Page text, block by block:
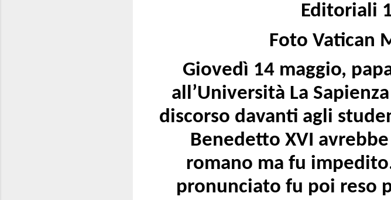
Editoriali
Foto Vatican
Giovedì 14 maggio,
all’Università La
discorso davanti agli
Benedetto XVI
romano ma fu
pronunciato fu poi reso